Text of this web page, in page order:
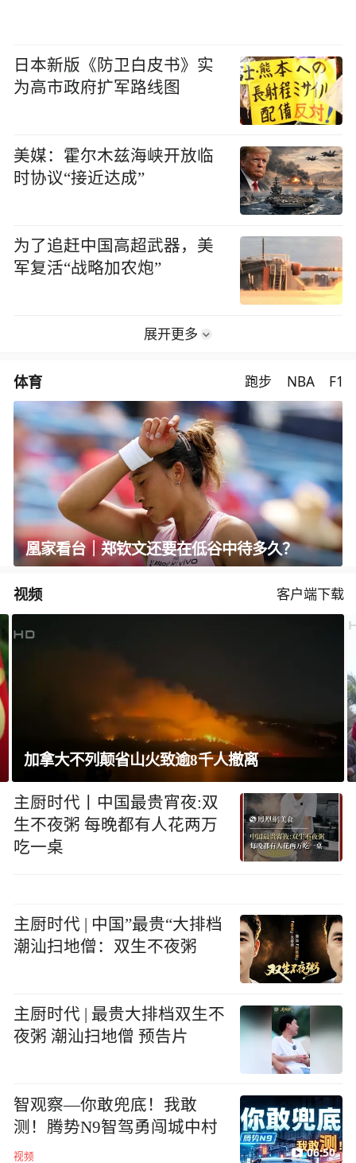
日本新版《防卫白皮书》实
为高市政府扩军路线图
美媒：霍尔木兹海峡开放临
时协议“接近达成”
为了追赶中国高超武器，美
军复活“战略加农炮”
展开更多
体育 跑步 NBA F1
凰家看台｜郑钦文还要在低谷中待多久？
视频 客户端下载
巴西将与阿根廷外交关系降为代办级
主厨时代丨中国最贵宵夜:双
生不夜粥 每晚都有人花两万
吃一桌
主厨时代 | 中国”最贵“大排档
潮汕扫地僧：双生不夜粥
主厨时代 | 最贵大排档双生不
夜粥 潮汕扫地僧 预告片
智观察—你敢兜底！我敢
测！腾势N9智驾勇闯城中村
视频 06:50